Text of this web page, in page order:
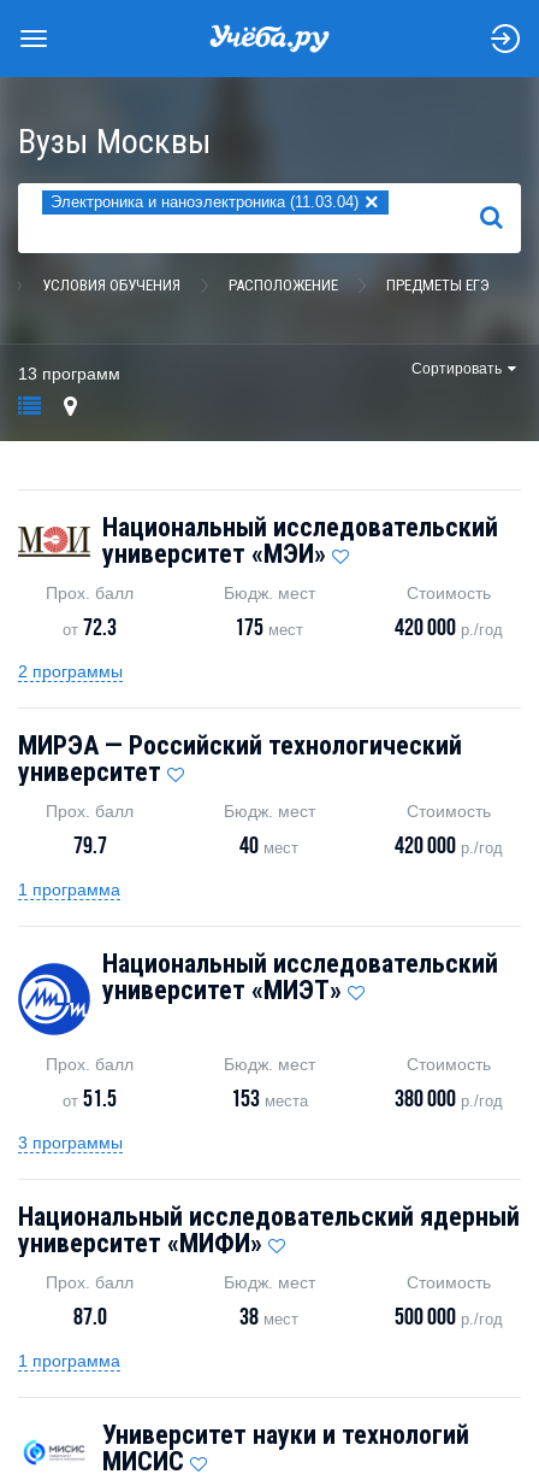
Вузы Москвы
Электроника и наноэлектроника (11.03.04) ×
НАЙТИ
УСЛОВИЯ ОБУЧЕНИЯ РАСПОЛОЖЕНИЕ ПРЕДМЕТЫ ЕГЭ
13 программ Сортировать
Национальный исследовательский
университет «МЭИ»
Прох. балл
от 72.3
Бюдж. мест
175 мест
Стоимость
420 000 р./год
2 программы
МИРЭА — Российский технологический
университет
Прох. балл
79.7
Бюдж. мест
40 мест
Стоимость
420 000 р./год
1 программа
Национальный исследовательский
университет «МИЭТ»
Прох. балл
от51.5
Бюдж. мест
153места
Стоимость
380 000 р./год
3 программы
Национальный исследовательский ядерный
университет «МИФИ»
Прох. балл
87.0
Бюдж. мест
38 мест
Стоимость
500 000 р./год
1 программа
Университет науки и технологий
МИСИС